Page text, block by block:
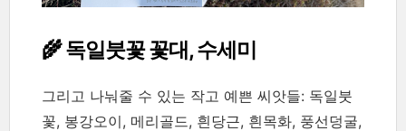
🌾 독일붓꽃 꽃대, 수세미
그리고 나눠줄 수 있는 작고 예쁜 씨앗들: 독일붓
꽃, 봉강오이, 메리골드, 흰당근, 흰목화, 풍선덩굴,